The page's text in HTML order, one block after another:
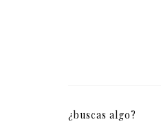
¿buscas algo?